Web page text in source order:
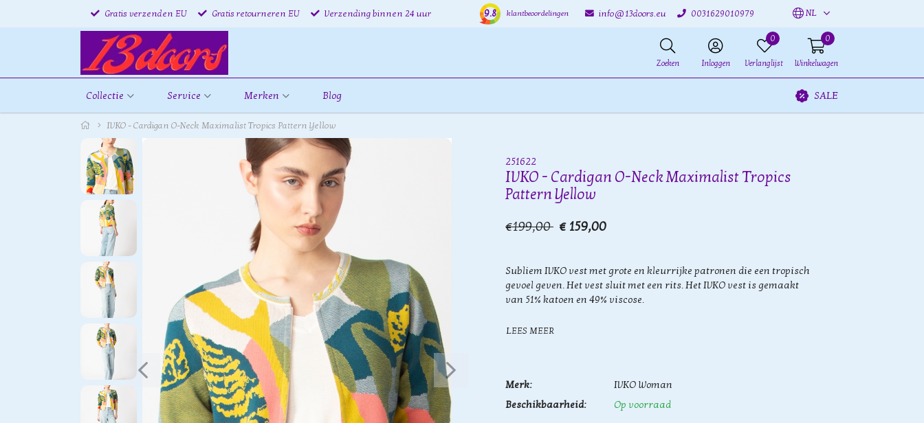
Gratis verzenden EU Gratis retourneren EU Verzending binnen 24 uur 9.8 klantbeoordelingen info@13doors.eu 0031629010979 NL
Zoeken Inloggen
0
Verlanglijst
0
Winkelwagen
Collectie Service Merken Blog SALE
IVKO - Cardigan O-Neck Maximalist Tropics Pattern Yellow
251622
IVKO - Cardigan O-Neck Maximalist Tropics
Pattern Yellow
€199,00 € 159,00
Subliem IVKO vest met grote en kleurrijke patronen die een tropisch
gevoel geven. Het vest sluit met een rits. Het IVKO vest is gemaakt
van 51% katoen en 49% viscose.
LEES MEER
Merk:
IVKO Woman
Beschikbaarheid:
Op voorraad